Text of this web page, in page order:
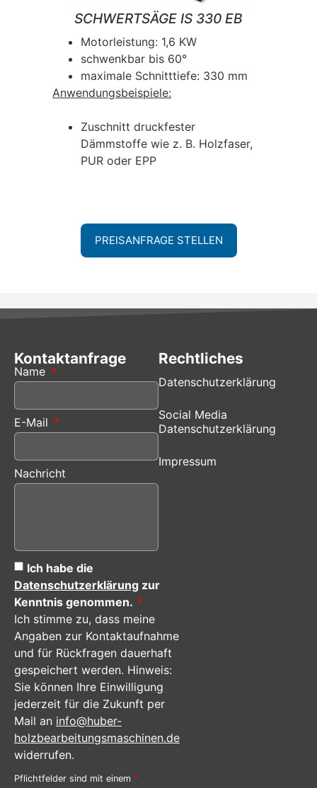
SCHWERTSÄGE IS 330 EB
Motorleistung: 1,6 KW
schwenkbar bis 60°
maximale Schnitttiefe: 330 mm
Anwendungsbeispiele:
Zuschnitt druckfester
Dämmstoffe wie z. B. Holzfaser,
PUR oder EPP
PREISANFRAGE STELLEN
Kontaktanfrage
Name
E-Mail
Nachricht
Ich habe die
Datenschutzerklärung zur
Kenntnis genommen. *
Ich stimme zu, dass meine
Angaben zur Kontaktaufnahme
und für Rückfragen dauerhaft
gespeichert werden. Hinweis:
Sie können Ihre Einwilligung
jederzeit für die Zukunft per
Mail an info@huber-
holzbearbeitungsmaschinen.de
widerrufen.
Pflichtfelder sind mit einem *
Rechtliches
Datenschutzerklärung
Social Media
Datenschutzerklärung
Impressum